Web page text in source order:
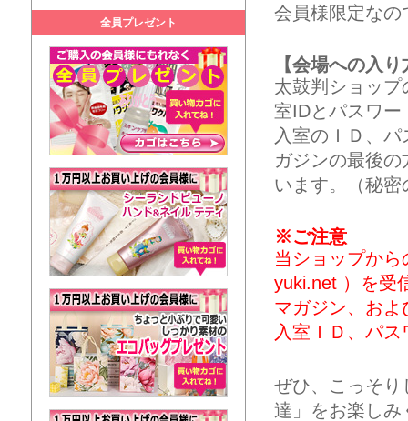
全員プレゼント
会員様限定なの
【会場への入り
太鼓判ショッ
室IDとパスワ
入室のＩＤ、
ガジンの最後
います。（秘
※ご注意
当ショップか
yuki.net ）を受
マガジン、お
入室ＩＤ、パ
ぜひ、こっそり
達」をお楽しみ